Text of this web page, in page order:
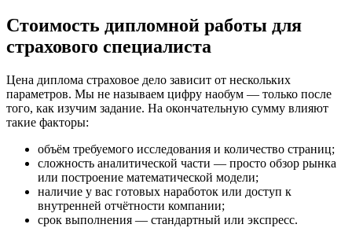
Стоимость дипломной работы для
страхового специалиста
Цена диплома страховое дело зависит от нескольких
параметров. Мы не называем цифру наобум — только после
того, как изучим задание. На окончательную сумму влияют
такие факторы:
объём требуемого исследования и количество страниц;
сложность аналитической части — просто обзор рынка
или построение математической модели;
наличие у вас готовых наработок или доступ к
внутренней отчётности компании;
срок выполнения — стандартный или экспресс.